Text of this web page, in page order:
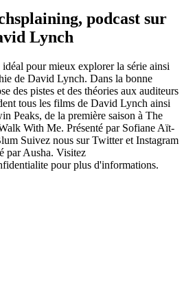
podcast sur
Lynch
pour mieux explorer la série ainsi
de David Lynch. Dans la bonne
des pistes et des théories aux auditeurs
tous les films de David Lynch ainsi
Peaks, de la première saison à The
With Me. Présenté par Sofiane Aït-
Suivez nous sur Twitter et Instagram
par Ausha. Visitez
pour plus d'informations.